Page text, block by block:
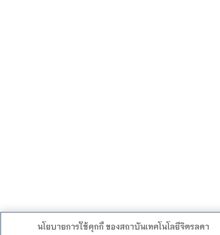
นโยบายการใช้คุกกี้ ของสถาบันเทคโนโลยีจิตรลดา